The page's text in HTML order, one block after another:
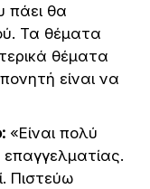
πάει θα
Τα θέματα
θέματα
είναι να
«Είναι πολύ
Πιστεύω